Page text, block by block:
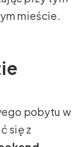
mieście.
pobytu w
się z